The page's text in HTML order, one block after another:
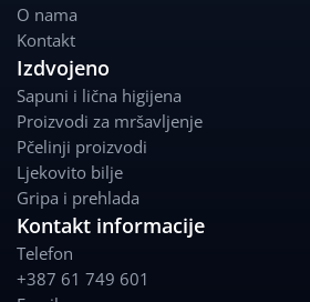
o
o
k a
m
O nama
Kontakt
Izdvojeno
Sapuni i lična higijena
Proizvodi za mršavljenje
Pčelinji proizvodi
Ljekovito bilje
Gripa i prehlada
Kontakt informacije
Telefon
+387 61 749 601